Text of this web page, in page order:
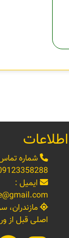
اطلاعات
شماره
ایمیل :
مازندران،
اصلی قبل از